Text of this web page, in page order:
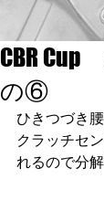
CBR
の⑥
ひきつづき
クラッチセ
れるので分